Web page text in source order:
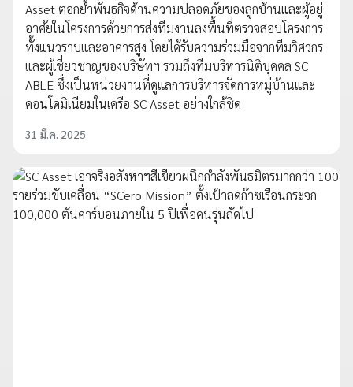
Asset ตอกย้ำพันธกิจด้านความปลอดภัยของลูกบ้านและผู้อยู่
อาศัยในโครงการด้วยการส่งทีมงานลงพื้นที่ตรวจสอบโครงการ
ทั้งแนวราบและอาคารสูง โดยได้รับความร่วมมือจากทีมวิศวกร
และผู้เชี่ยวชาญของบริษัทฯ รวมถึงทีมบริหารนิติบุคคล SC
ABLE ซึ่งเป็นหน่วยงานที่ดูแลการบริหารจัดการหมู่บ้านและ
คอนโดมิเนียมในเครือ SC Asset อย่างใกล้ชิด
31 มี.ค. 2025